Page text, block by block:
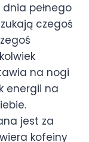
pełnego
czegoś
na nogi
energii na
jest za
kofeiny